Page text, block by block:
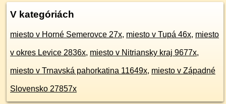
V kategóriách
miesto v Horné Semerovce 27x, miesto v Tupá 46x, miesto
v okres Levice 2836x, miesto v Nitriansky kraj 9677x,
miesto v Trnavská pahorkatina 11649x, miesto v Západné
Slovensko 27857x